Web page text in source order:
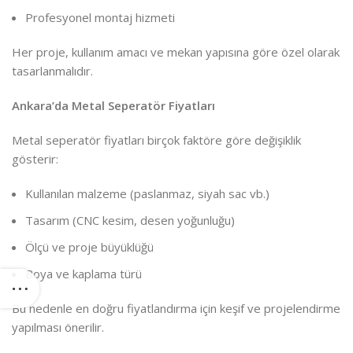
Profesyonel montaj hizmeti
Her proje, kullanım amacı ve mekan yapısına göre özel olarak
tasarlanmalıdır.
Ankara’da Metal Seperatör Fiyatları
Metal seperatör fiyatları birçok faktöre göre değişiklik
gösterir:
Kullanılan malzeme (paslanmaz, siyah sac vb.)
Tasarım (CNC kesim, desen yoğunluğu)
Ölçü ve proje büyüklüğü
Boya ve kaplama türü
Bu nedenle en doğru fiyatlandırma için keşif ve projelendirme
yapılması önerilir.